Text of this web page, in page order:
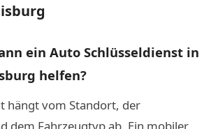
ein Auto Schlüsseldienst in
helfen?
hängt vom Standort, der
dem Fahrzeugtyp ab. Ein mobiler